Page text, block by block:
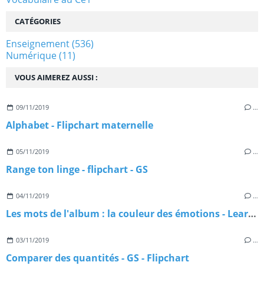
VOUS AIMEREZ AUSSI :
09/11/2019 …
Alphabet - Flipchart maternelle
05/11/2019 …
Range ton linge - flipchart - GS
04/11/2019 …
Les mots de l'album : la couleur des émotions - Learningapps
03/11/2019 …
Comparer des quantités - GS - Flipchart
CATÉGORIES
Enseignement(536)
Numérique(11)